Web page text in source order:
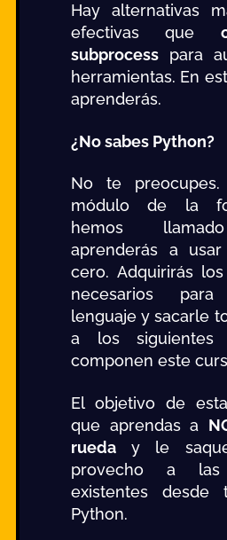
Hay alternativas
efectivas que
subprocess para
herramientas. En
aprenderás.
¿No sabes Python?
No te
módulo de la
hemos
aprenderás a
cero. Adquirirás
necesarios
lenguaje y sacarle
a los siguientes
componen este
El objetivo de
que aprendas a
rueda y le
provecho a las
existentes desde
Python.